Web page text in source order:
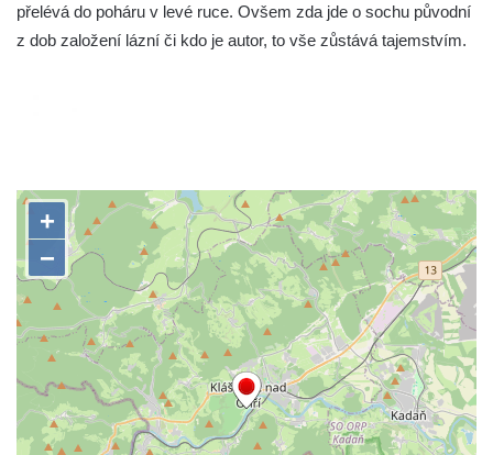
Socha Mamut srstnatý v ZOO Hluboká
Socha Lišky v ZOO Hluboká
Socha Kudlanka v ZOO Hluboká
Socha Vlčice s mládětem v ZOO Hluboká
Socha Rys číhající na srnu v ZOO Hluboká
Socha Orlice v ZOO Hluboká
Socha Tygr v ZOO Hluboká
Socha Želva v ZOO Hluboká
Socha Kozorožec horský v ZOO Hluboká
přelévá do poháru v levé ruce. Ovšem zda jde o sochu původní
z dob založení lázní či kdo je autor, to vše zůstává tajemstvím.